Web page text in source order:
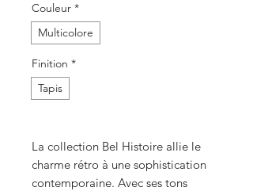
Couleur *
Multicolore
Finition *
Tapis
La collection Bel Histoire allie le
charme rétro à une sophistication
contemporaine. Avec ses tons